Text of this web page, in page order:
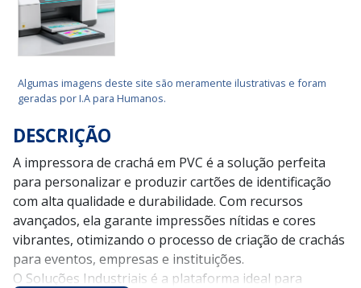
Algumas imagens deste site são meramente ilustrativas e foram
geradas por I.A para Humanos.
DESCRIÇÃO
A impressora de crachá em PVC é a solução perfeita
para personalizar e produzir cartões de identificação
com alta qualidade e durabilidade. Com recursos
avançados, ela garante impressões nítidas e cores
vibrantes, otimizando o processo de criação de crachás
para eventos, empresas e instituições.
O Soluções Industriais é a plataforma ideal para